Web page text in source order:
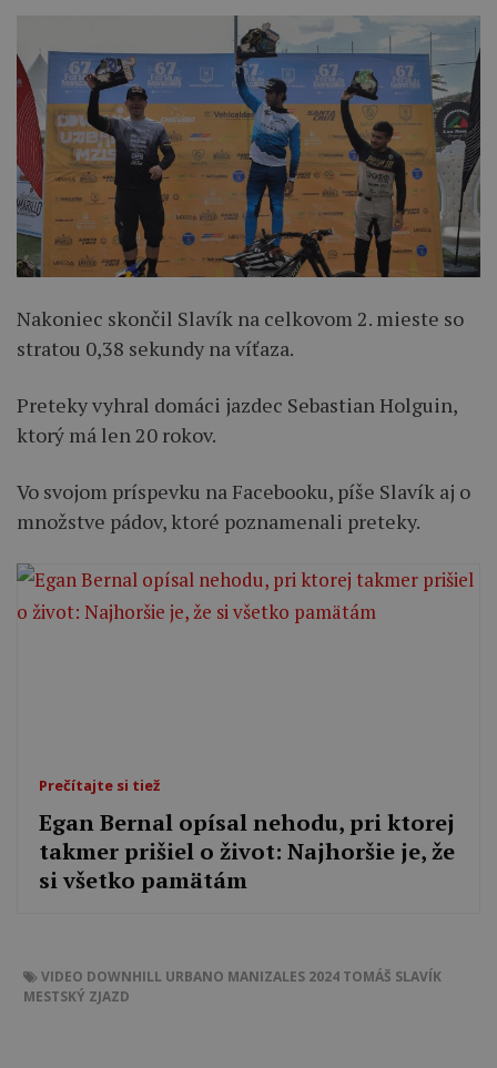
Nakoniec skončil Slavík na celkovom 2. mieste so
stratou 0,38 sekundy na víťaza.
Preteky vyhral domáci jazdec Sebastian Holguin,
ktorý má len 20 rokov.
Vo svojom príspevku na Facebooku, píše Slavík aj o
množstve pádov, ktoré poznamenali preteky.
Prečítajte si tiež
Egan Bernal opísal nehodu, pri ktorej
takmer prišiel o život: Najhoršie je, že
si všetko pamätám
VIDEO DOWNHILL URBANO MANIZALES 2024 TOMÁŠ SLAVÍK
MESTSKÝ ZJAZD